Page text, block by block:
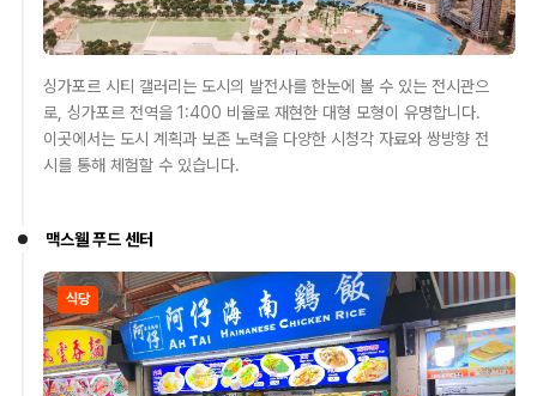
싱가포르 시티 갤러리는 도시의 발전사를 한눈에 볼 수 있는 전시관으
로, 싱가포르 전역을 1:400 비율로 재현한 대형 모형이 유명합니다.
이곳에서는 도시 계획과 보존 노력을 다양한 시청각 자료와 쌍방향 전
시를 통해 체험할 수 있습니다.
맥스웰 푸드 센터
식당